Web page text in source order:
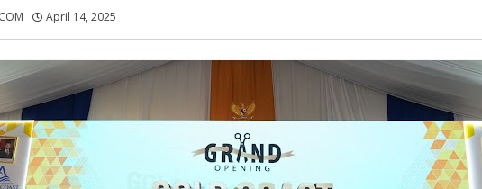
April 14, 2025